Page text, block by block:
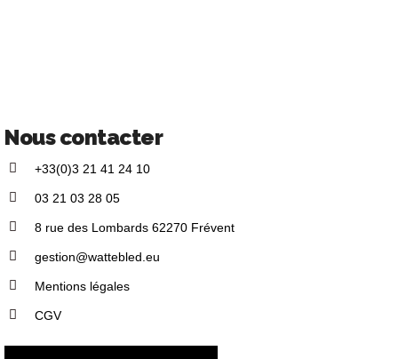
Nous contacter
+33(0)3 21 41 24 10
03 21 03 28 05
8 rue des Lombards 62270 Frévent
gestion@wattebled.eu
Mentions légales
CGV